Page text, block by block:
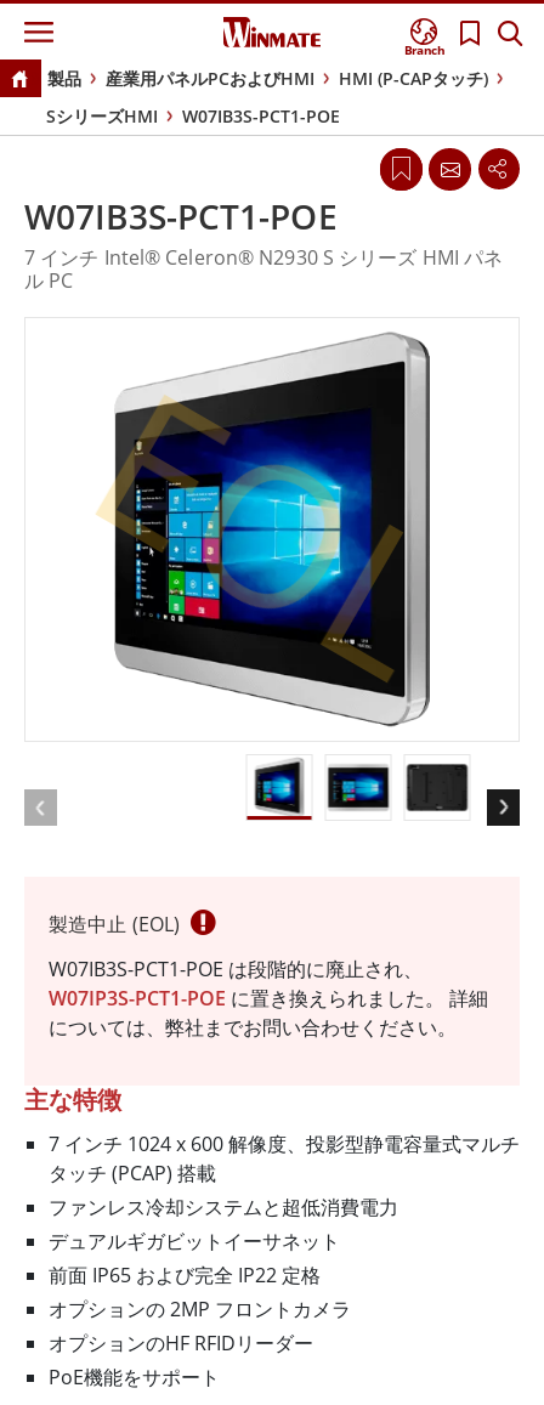
Branch
製品 産業用パネルPCおよびHMI
HMI (P-CAPタッチ)
SシリーズHMI
W07IB3S-PCT1-POE
製造中止 (EOL)
W07IB3S-PCT1-POE は段階的に廃止され、
W07IP3S-PCT1-POE に置き換えられました。 詳細
については、弊社までお問い合わせください。
主な特徴
7 インチ 1024 x 600 解像度、投影型静電容量式マルチ
タッチ (PCAP) 搭載
ファンレス冷却システムと超低消費電力
デュアルギガビットイーサネット
前面 IP65 および完全 IP22 定格
オプションの 2MP フロントカメラ
オプションのHF RFIDリーダー
PoE機能をサポート
W07IB3S-PCT1-POE
7 インチ Intel® Celeron® N2930 S シリーズ HMI パネ
ル PC
EOL